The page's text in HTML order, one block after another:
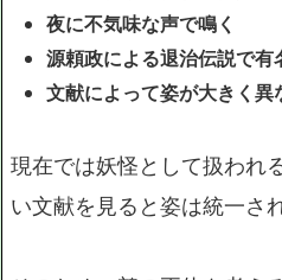
夜に不気味な声で鳴く
源頼政による退治伝説で有
文献によって姿が大きく異
現在では妖怪として扱われ
い文献を見ると姿は統一さ